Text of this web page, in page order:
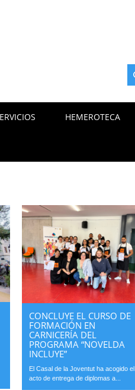
HEMEROTECA
CONCLUYE EL CURSO DE
FORMACIÓN EN
CARNICERÍA DEL
PROGRAMA “NOVELDA
INCLUYE”
El Casal de la Joventut ha acogido el
acto de entrega de diplomas a...